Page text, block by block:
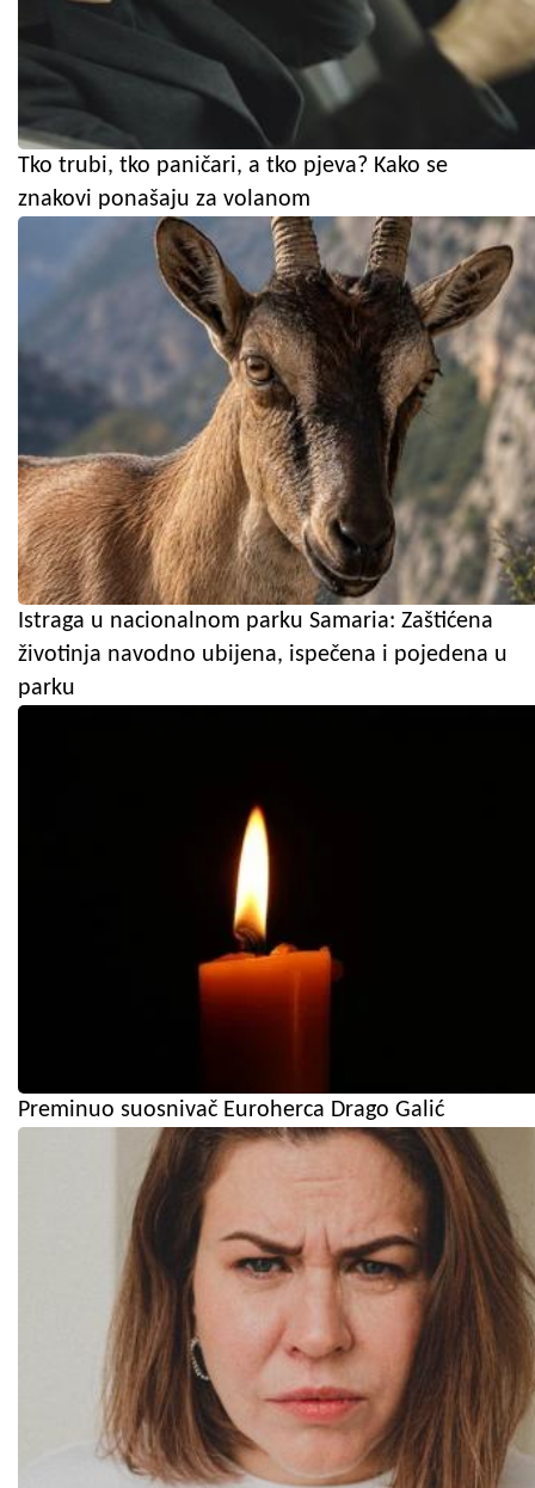
Tko trubi, tko paničari, a tko pjeva? Kako se
znakovi ponašaju za volanom
Istraga u nacionalnom parku Samaria: Zaštićena
životinja navodno ubijena, ispečena i pojedena u
parku
Preminuo suosnivač Euroherca Drago Galić